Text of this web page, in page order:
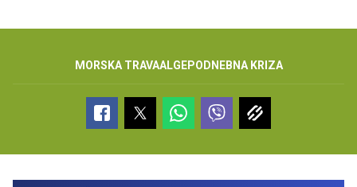
MORSKA TRAVAALGEPODNEBNA KRIZA